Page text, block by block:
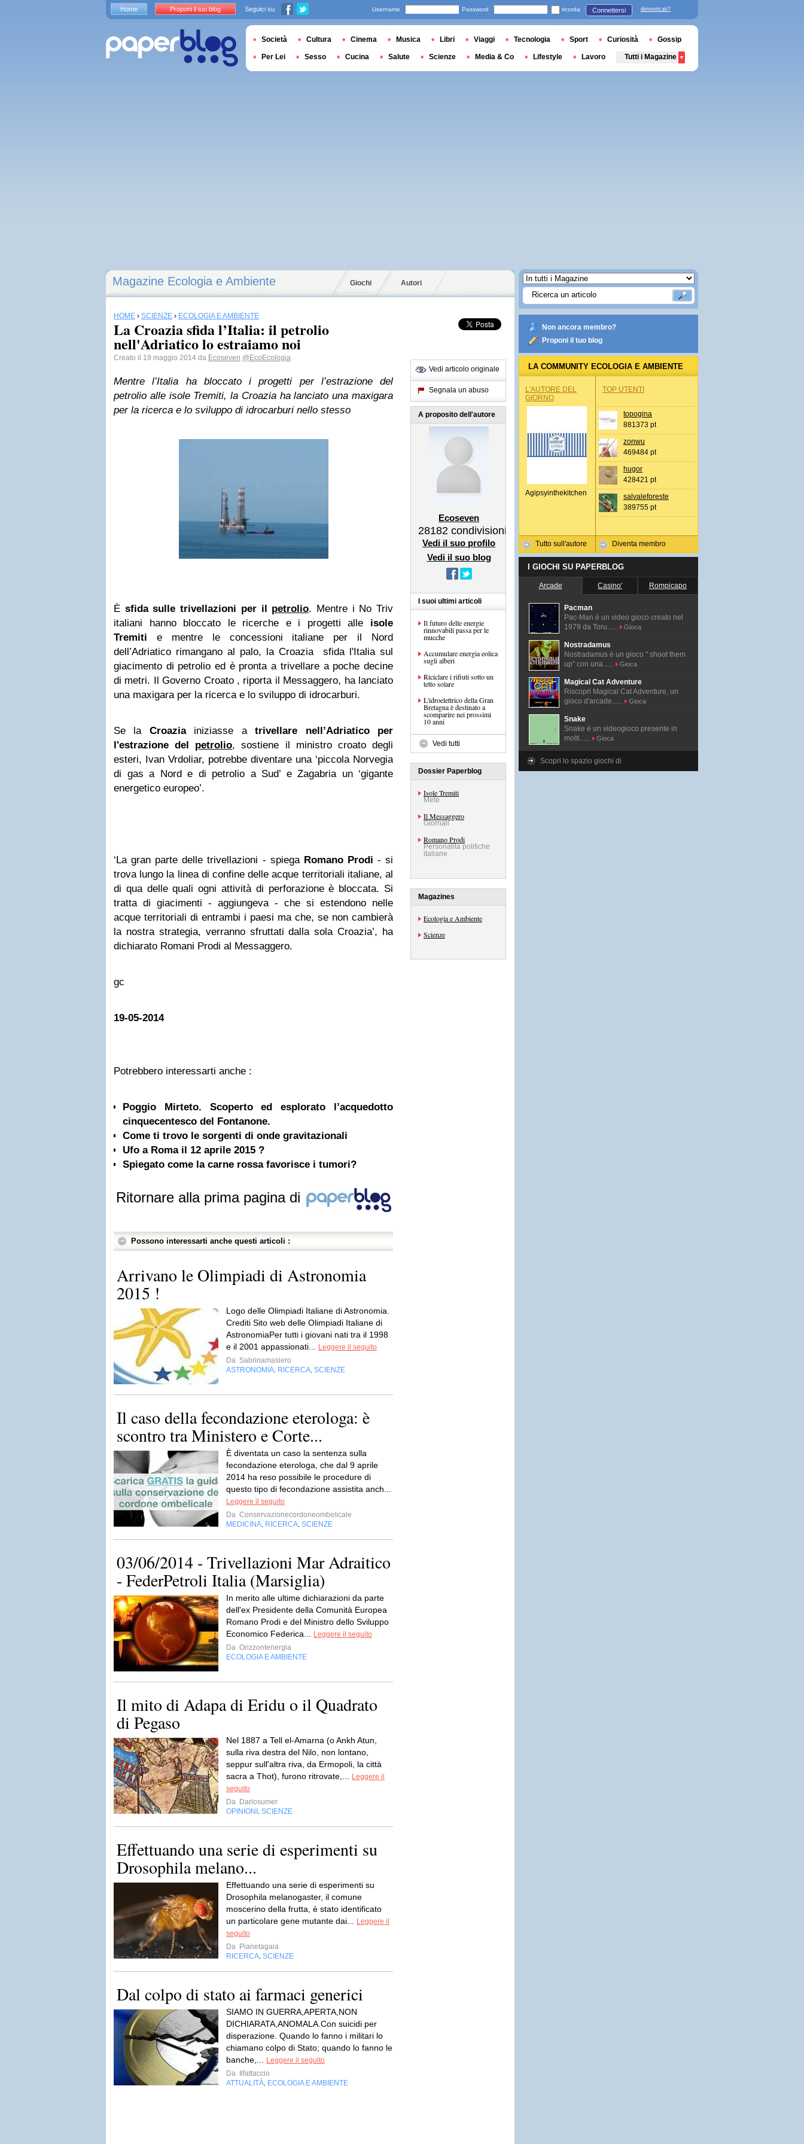
Magazine Ecologia e Ambiente Giochi Autori
HOME › SCIENZE › ECOLOGIA E AMBIENTE
La Croazia sfida l’Italia: il petrolio
nell'Adriatico lo estraiamo noi
Creato il 19 maggio 2014 da Ecoseven @EcoEcologia
Mentre l’Italia ha bloccato i progetti per l’estrazione del
petrolio alle isole Tremiti, la Croazia ha lanciato una maxigara
per la ricerca e lo sviluppo di idrocarburi nello stesso
È sfida sulle trivellazioni per il petrolio. Mentre i No Triv
italiani hanno bloccato le ricerche e i progetti alle isole
Tremiti e mentre le concessioni italiane per il Nord
dell’Adriatico rimangano al palo, la Croazia sfida l'Italia sul
giacimento di petrolio ed è pronta a trivellare a poche decine
di metri. Il Governo Croato , riporta il Messaggero, ha lanciato
una maxigara per la ricerca e lo sviluppo di idrocarburi.
Se la Croaziainiziasse atrivellare nell’Adriatico per
l'estrazione del petrolio, sostiene il ministro croato degli
esteri, Ivan Vrdoliar, potrebbe diventare una ‘piccola Norvegia
di gas a Nord e di petrolio a Sud’ e Zagabria un ‘gigante
energetico europeo’.
‘La gran parte delle trivellazioni - spiega Romano Prodi - si
trova lungo la linea di confine delle acque territoriali italiane, al
di qua delle quali ogni attività di perforazione è bloccata. Si
tratta di giacimenti - aggiungeva - che si estendono nelle
acque territoriali di entrambi i paesi ma che, se non cambierà
la nostra strategia, verranno sfruttati dalla sola Croazia’, ha
dichiarato Romani Prodi al Messaggero.
gc
19-05-2014
Potrebbero interessarti anche :
Poggio Mirteto. Scoperto ed esplorato l’acquedotto
cinquecentesco del Fontanone.
Come ti trovo le sorgenti di onde gravitazionali
Ufo a Roma il 12 aprile 2015 ?
Spiegato come la carne rossa favorisce i tumori?
Ritornare alla prima pagina di
Possono interessarti anche questi articoli :
Arrivano le Olimpiadi di Astronomia
2015 !
Logo delle Olimpiadi Italiane di Astronomia.
Crediti Sito web delle Olimpiadi Italiane di
AstronomiaPer tutti i giovani nati tra il 1998
e il 2001 appassionati...
Leggere il seguito
Da Sabrinamasiero
ASTRONOMIA RICERCA SCIENZE
Il caso della fecondazione eterologa: è
scontro tra Ministero e Corte...
È diventata un caso la sentenza sulla
fecondazione eterologa, che dal 9 aprile
2014 ha reso possibile le procedure di
questo tipo di fecondazione assistita anch...
Leggere il seguito
Da Conservazionecordoneombelicale
MEDICINA RICERCA SCIENZE
03/06/2014 - Trivellazioni Mar Adraitico
- FederPetroli Italia (Marsiglia)
In merito alle ultime dichiarazioni da parte
dell'ex Presidente della Comunità Europea
Romano Prodi e del Ministro dello Sviluppo
Economico Federica...
Leggere il seguito
Da Orizzontenergia
ECOLOGIA E AMBIENTE
Il mito di Adapa di Eridu o il Quadrato
di Pegaso
Nel 1887 a Tell el-Amarna (o Ankh Atun,
sulla riva destra del Nilo, non lontano,
seppur sull'altra riva, da Ermopoli, la città
sacra a Thot), furono ritrovate,...
Leggere il
seguito
Da Dariosumer
OPINIONI
SCIENZE
Effettuando una serie di esperimenti su
Drosophila melano...
Effettuando una serie di esperimenti su
Drosophila melanogaster, il comune
moscerino della frutta, è stato identificato
un particolare gene mutante dai...
Leggere il
seguito
Da Pianetagaia
RICERCA SCIENZE
Dal colpo di stato ai farmaci generici
SIAMO IN GUERRA,APERTA,NON
DICHIARATA,ANOMALA.Con suicidi per
disperazione. Quando lo fanno i militari lo
chiamano colpo di Stato; quando lo fanno le
banche,...
Leggere il seguito
Da
Ilfattaccio
ATTUALITÀ ECOLOGIA E AMBIENTE
Vedi articolo originale
Segnala un abuso
A proposito dell'autore
Ecoseven
28182 condivisioni
Vedi il suo profilo
Vedi il suo blog
I suoi ultimi articoli
Il futuro delle energie
rinnovabili passa per le
mucche
Accumulare energia eolica
sugli alberi
Riciclare i rifiuti sotto un
tetto solare
L'idroelettrico della Gran
Bretagna è destinato a
scomparire nei prossimi
10 anni
Vedi tutti
Dossier Paperblog
Isole Tremiti
Mete
Il Messaggero
Giornali
Romano Prodi
Personalità politiche
italiane
Magazines
Ecologia e Ambiente
Scienze
Non ancora membro?
Proponi il tuo blog
LA COMMUNITY ECOLOGIA E AMBIENTE
L'AUTORE DEL
GIORNO
Agipsyinthekitchen
Tutto sull'autore
TOP UTENTI
topogina
881373 pt
zonwu
469484 pt
hugor
428421 pt
salvaleforeste
389755 pt
Diventa membro
I GIOCHI SU PAPERBLOG
Arcade Casino' Rompicapo
Pacman
Pac-Man é un video gioco creato nel
1979 da Toru......
Gioca
Nostradamus
Nostradamus è un gioco " shoot them
up" con una......
Gioca
Magical Cat Adventure
Riscopri Magical Cat Adventure, un
gioco d'arcade......
Gioca
Snake
Snake è un videogioco presente in
molti......
Gioca
Scopri lo spazio giochi di
Home Proponi il tuo blog Seguici su Username Password ricorda Connettersi dimenticati?
Società Cultura Cinema Musica Libri Viaggi Tecnologia Sport Curiosità Gossip
Per Lei Sesso Cucina Salute Scienze Media & Co Lifestyle Lavoro Tutti i Magazine